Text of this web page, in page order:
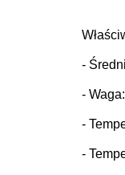
-
-
-
-